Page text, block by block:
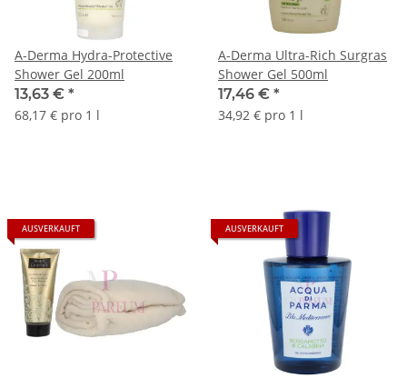
A-Derma Hydra-Protective
Shower Gel 200ml
13,63 € *
68,17 € pro 1 l
A-Derma Ultra-Rich Surgras
Shower Gel 500ml
17,46 € *
34,92 € pro 1 l
AUSVERKAUFT AUSVERKAUFT